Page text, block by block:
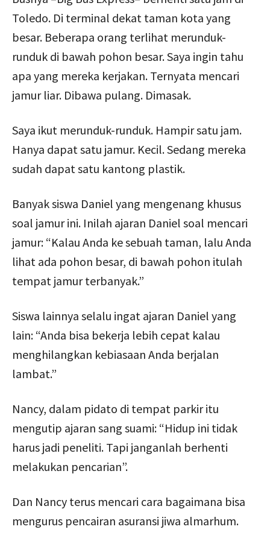
Toledo. Di terminal dekat taman kota yang
besar. Beberapa orang terlihat merunduk-
runduk di bawah pohon besar. Saya ingin tahu
apa yang mereka kerjakan. Ternyata mencari
jamur liar. Dibawa pulang. Dimasak.
Saya ikut merunduk-runduk. Hampir satu jam.
Hanya dapat satu jamur. Kecil. Sedang mereka
sudah dapat satu kantong plastik.
Banyak siswa Daniel yang mengenang khusus
soal jamur ini. Inilah ajaran Daniel soal mencari
jamur: “Kalau Anda ke sebuah taman, lalu Anda
lihat ada pohon besar, di bawah pohon itulah
tempat jamur terbanyak.”
Siswa lainnya selalu ingat ajaran Daniel yang
lain: “Anda bisa bekerja lebih cepat kalau
menghilangkan kebiasaan Anda berjalan
lambat.”
Nancy, dalam pidato di tempat parkir itu
mengutip ajaran sang suami: “Hidup ini tidak
harus jadi peneliti. Tapi janganlah berhenti
melakukan pencarian”.
Dan Nancy terus mencari cara bagaimana bisa
mengurus pencairan asuransi jiwa almarhum.